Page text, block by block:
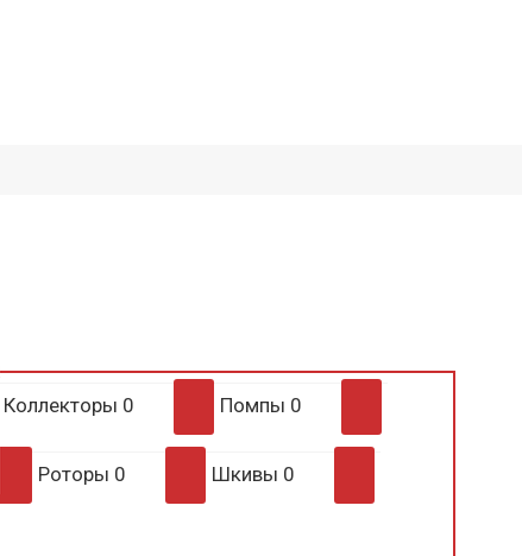
Коллекторы 0 Помпы 0
Роторы 0 Шкивы 0